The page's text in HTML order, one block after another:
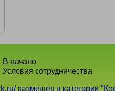
В начало
Условия сотрудничества